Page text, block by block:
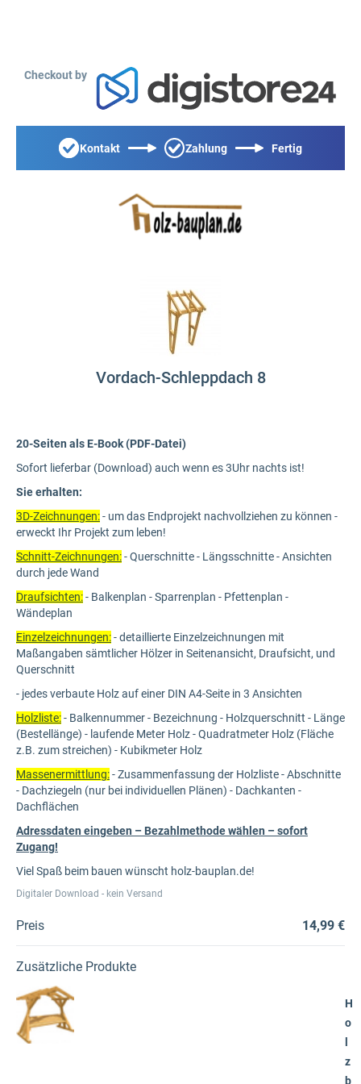
Checkout by
Kontakt Zahlung Fertig
Vordach-Schleppdach 8
20-Seiten als E-Book (PDF-Datei)
Sofort lieferbar (Download) auch wenn es 3Uhr nachts ist!
Sie erhalten:
3D-Zeichnungen:- um das Endprojekt nachvollziehen zu können -
erweckt Ihr Projekt zum leben!
Schnitt-Zeichnungen:- Querschnitte - Längsschnitte - Ansichten
durch jede Wand
Draufsichten:- Balkenplan - Sparrenplan - Pfettenplan -
Wändeplan
Einzelzeichnungen:- detaillierte Einzelzeichnungen mit
Maßangaben sämtlicher Hölzer in Seitenansicht, Draufsicht, und
Querschnitt
- jedes verbaute Holz auf einer DIN A4-Seite in 3 Ansichten
Holzliste:- Balkennummer - Bezeichnung - Holzquerschnitt - Länge
(Bestellänge) - laufende Meter Holz - Quadratmeter Holz (Fläche
z.B. zum streichen) - Kubikmeter Holz
Massenermittlung:- Zusammenfassung der Holzliste - Abschnitte
- Dachziegeln (nur bei individuellen Plänen) - Dachkanten -
Dachflächen
Adressdaten eingeben – Bezahlmethode wählen – sofort
Zugang!
Viel Spaß beim bauen wünscht holz-bauplan.de!
Digitaler Download - kein Versand
Preis 14,99 €
Zusätzliche Produkte
H
o
z
b